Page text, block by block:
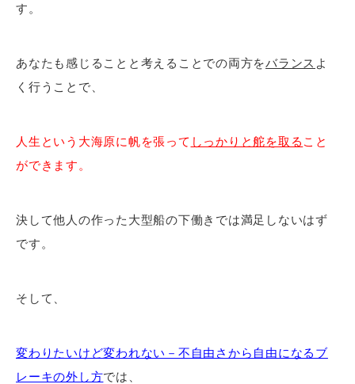
す。
あなたも感じることと考えることでの両方をバランス よ
く行うことで、
人生という大海原に帆を張って しっかりと舵を取る こと
ができます。
決して他人の作った大型船の下働きでは満足しないはず
です。
そして、
変わりたいけど変われない－不自由さから自由になるブ
レーキの外し方では、